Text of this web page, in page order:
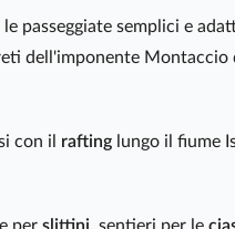
passeggiate semplici e
dell'imponente Montaccio
con il rafting lungo il fiume